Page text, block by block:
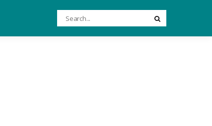
Search
for: